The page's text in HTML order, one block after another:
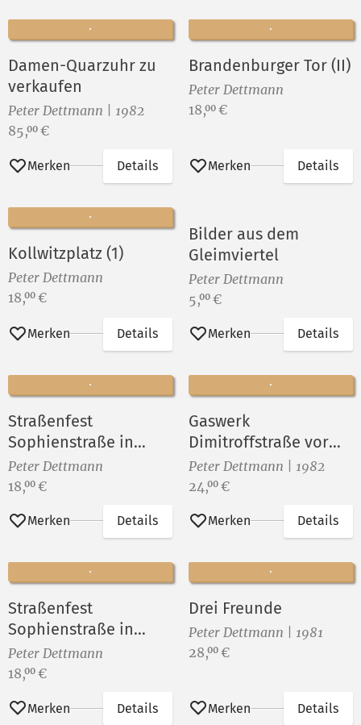
Damen-Quarzuhr zu
verkaufen
Peter Dettmann | 1982
Preis:
85,00 €
Merken Details
Brandenburger Tor (II)
Peter Dettmann
Preis:
18,00 €
Merken Details
Kollwitzplatz (1)
Peter Dettmann
Preis:
18,00 €
Merken Details
Bilder aus dem
Gleimviertel
Peter Dettmann
Preis:
5,00 €
Merken Details
Straßenfest
Sophienstraße in
Berlin-Rummelsburg
VII
Peter Dettmann
Preis:
18,00 €
Merken Details
Gaswerk
Dimitroffstraße vor
dem Abriß ()
Peter Dettmann | 1982
Preis:
24,00 €
Merken Details
Straßenfest
Sophienstraße in
Berlin-Rummelsburg
VIII
Peter Dettmann
Preis:
18,00 €
Merken Details
Drei Freunde
Peter Dettmann | 1981
Preis:
28,00 €
Merken Details